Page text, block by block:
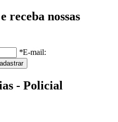
receba nossas
*E-mail:
- Policial